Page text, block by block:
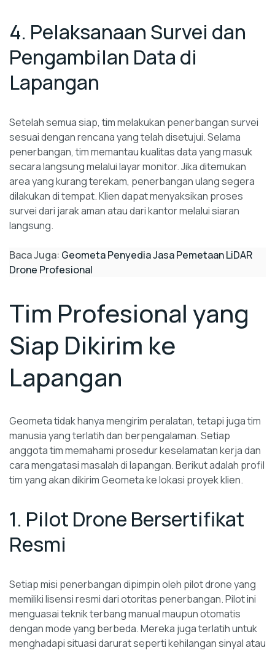
4. Pelaksanaan Survei dan
Pengambilan Data di
Lapangan
Setelah semua siap, tim melakukan penerbangan survei
sesuai dengan rencana yang telah disetujui. Selama
penerbangan, tim memantau kualitas data yang masuk
secara langsung melalui layar monitor. Jika ditemukan
area yang kurang terekam, penerbangan ulang segera
dilakukan di tempat. Klien dapat menyaksikan proses
survei dari jarak aman atau dari kantor melalui siaran
langsung.
Baca Juga: Geometa Penyedia Jasa Pemetaan LiDAR
Drone Profesional
Tim Profesional yang
Siap Dikirim ke
Lapangan
Geometa tidak hanya mengirim peralatan, tetapi juga tim
manusia yang terlatih dan berpengalaman. Setiap
anggota tim memahami prosedur keselamatan kerja dan
cara mengatasi masalah di lapangan. Berikut adalah profil
tim yang akan dikirim Geometa ke lokasi proyek klien.
1. Pilot Drone Bersertifikat
Resmi
Setiap misi penerbangan dipimpin oleh pilot drone yang
memiliki lisensi resmi dari otoritas penerbangan. Pilot ini
menguasai teknik terbang manual maupun otomatis
dengan mode yang berbeda. Mereka juga terlatih untuk
menghadapi situasi darurat seperti kehilangan sinyal atau